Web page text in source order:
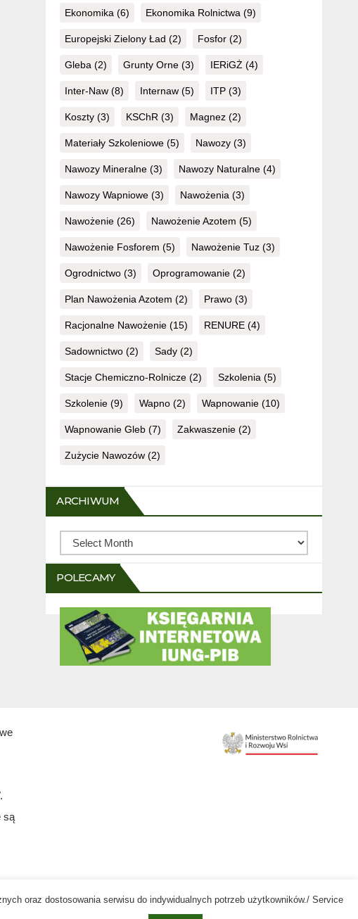
Ekonomika (6) Ekonomika Rolnictwa (9)
Europejski Zielony Ład (2) Fosfor (2)
Gleba (2) Grunty Orne (3) IERiGŻ (4)
Inter-Naw (8) Internaw (5) ITP (3)
Koszty (3) KSChR (3) Magnez (2)
Materiały Szkoleniowe (5) Nawozy (3)
Nawozy Mineralne (3) Nawozy Naturalne (4)
Nawozy Wapniowe (3) Nawożenia (3)
Nawożenie (26) Nawożenie Azotem (5)
Nawożenie Fosforem (5) Nawożenie Tuz (3)
Ogrodnictwo (3) Oprogramowanie (2)
Plan Nawożenia Azotem (2) Prawo (3)
Racjonalne Nawożenie (15) RENURE (4)
Sadownictwo (2) Sady (2)
Stacje Chemiczno-Rolnicze (2) Szkolenia (5)
Szkolenie (9) Wapno (2) Wapnowanie (10)
Wapnowanie Gleb (7) Zakwaszenie (2)
Zużycie Nawozów (2)
ARCHIWUM
Archiwum
POLECAMY
.
są
oraz dostosowania serwisu do indywidualnych potrzeb użytkowników./ Service